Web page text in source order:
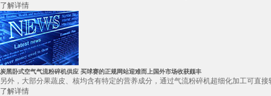
了解详情
炭黑卧式空气气流粉碎机供应 买球赛的正规网站迎难而上国外市场收获颇丰
另外，大部分果蔬皮、核均含有特定的营养成分，通过气流粉碎机超细化加工可直
了解详情